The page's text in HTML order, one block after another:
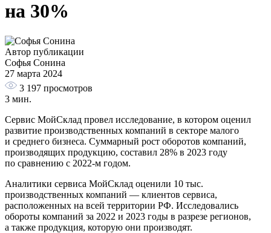
на 30%
Автор публикации
Софья Сонина
27 марта 2024
3 197 просмотров
3 мин.
Сервис МойСклад провел исследование, в котором оценил
развитие производственных компаний в секторе малого
и среднего бизнеса. Суммарный рост оборотов компаний,
производящих продукцию, составил 28% в 2023 году
по сравнению с 2022-м годом.
Аналитики сервиса МойСклад оценили 10 тыс.
производственных компаний — клиентов сервиса,
расположенных на всей территории РФ. Исследовались
обороты компаний за 2022 и 2023 годы в разрезе регионов,
а также продукция, которую они производят.